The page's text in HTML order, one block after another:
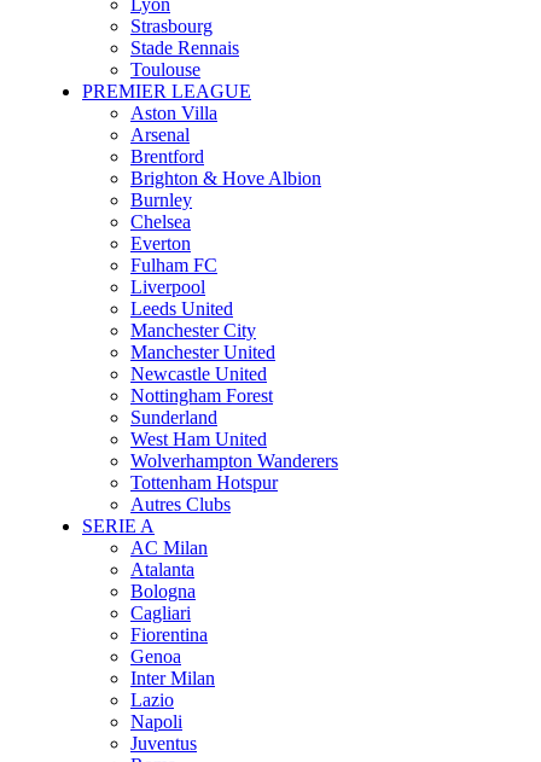
Lyon
Strasbourg
Stade Rennais
Toulouse
PREMIER LEAGUE
Aston Villa
Arsenal
Brentford
Brighton & Hove Albion
Burnley
Chelsea
Everton
Fulham FC
Liverpool
Leeds United
Manchester City
Manchester United
Newcastle United
Nottingham Forest
Sunderland
West Ham United
Wolverhampton Wanderers
Tottenham Hotspur
Autres Clubs
SERIE A
AC Milan
Atalanta
Bologna
Cagliari
Fiorentina
Genoa
Inter Milan
Lazio
Napoli
Juventus